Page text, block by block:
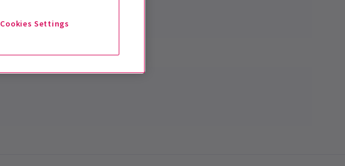
Cookies Settings